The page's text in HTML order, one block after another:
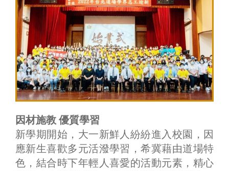
因材施教 優質學習
新學期開始，大一新鮮人紛紛進入校園，因
應新生喜歡多元活潑學習，希冀藉由道場特
色，結合時下年輕人喜愛的活動元素，精心